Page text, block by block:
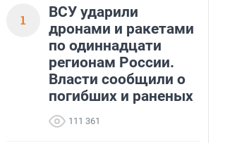
1
ВСУ ударили
дронами и ракетами
по одиннадцати
регионам России.
Власти сообщили о
погибших и раненых
111 361